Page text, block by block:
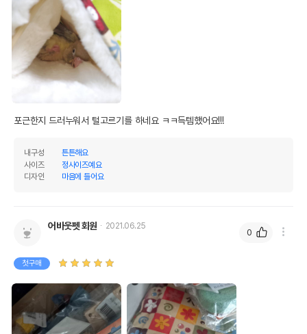
포근한지 드러누워서 털고르기를 하네요 ㅋㅋ득템했어요!!!
내구성
튼튼해요
사이즈
정사이즈예요
디자인
마음에 들어요
어바웃펫 회원 2021.06.25
첫구매
0